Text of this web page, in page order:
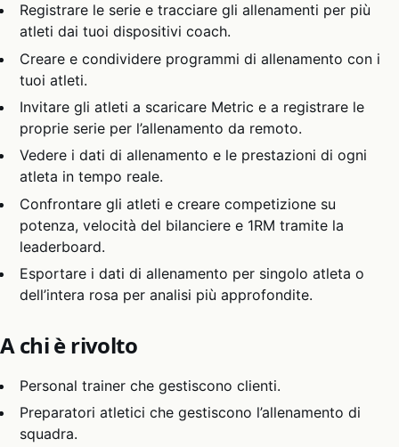
Registrare le serie e tracciare gli allenamenti per più
atleti dai tuoi dispositivi coach.
Creare e condividere programmi di allenamento con i
tuoi atleti.
Invitare gli atleti a scaricare Metric e a registrare le
proprie serie per l’allenamento da remoto.
Vedere i dati di allenamento e le prestazioni di ogni
atleta in tempo reale.
Confrontare gli atleti e creare competizione su
potenza, velocità del bilanciere e 1RM tramite la
leaderboard.
Esportare i dati di allenamento per singolo atleta o
dell’intera rosa per analisi più approfondite.
A chi è rivolto
Personal trainer che gestiscono clienti.
Preparatori atletici che gestiscono l’allenamento di
squadra.